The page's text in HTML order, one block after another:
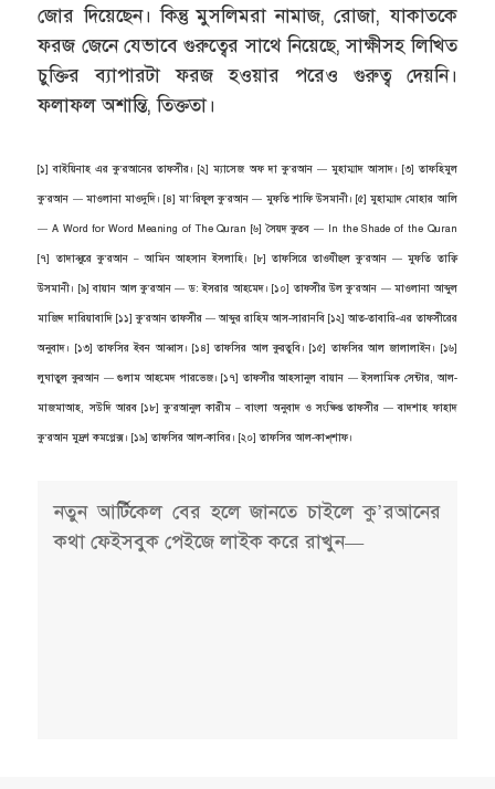
জোর দিয়েছেন। কিন্তু মুসলিমরা নামাজ, রোজা, যাকাতকে
ফরজ জেনে যেভাবে গুরুত্বের সাথে নিয়েছে, সাক্ষীসহ লিখিত
চুক্তির ব্যাপারটা ফরজ হওয়ার পরেও গুরুত্ব দেয়নি।
ফলাফল অশান্তি, তিক্ততা।
নতুন আর্টিকেল বের হলে জানতে চাইলে কু’রআনের
কথা ফেইসবুক পেইজে লাইক করে রাখুন—